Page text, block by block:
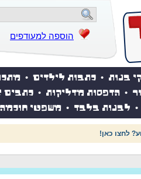
הוספה למעודפים
בנות • כתבות לילדים •
• הדפסות מדליקות • כתבים
• לבנות בלבד • משפטי חוכמה
לחצו כאן!